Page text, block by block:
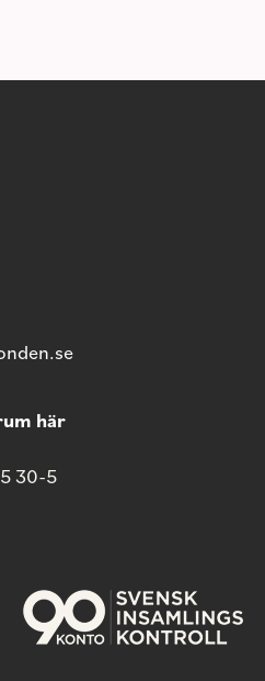
här
30-5